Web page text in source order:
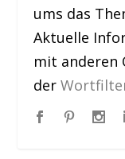
ums das
Aktuelle
mit anderen
der